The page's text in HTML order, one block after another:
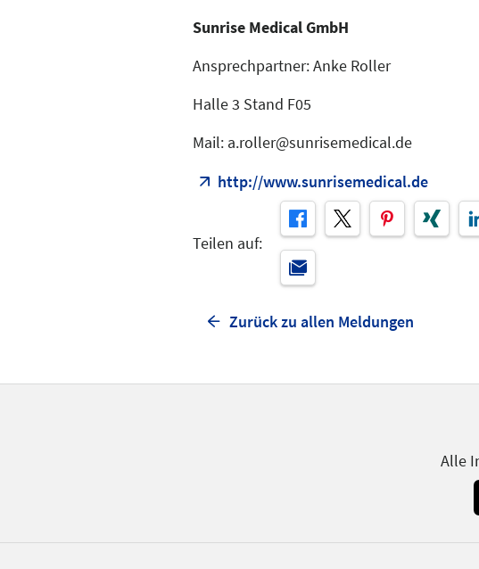
Sunrise Medical GmbH
Ansprechpartner: Anke Roller
Halle 3 Stand F05
Mail: a.roller@sunrisemedical.de
http://www.sunrisemedical.de
Teilen auf:
Zurück zu allen Meldungen
Alle